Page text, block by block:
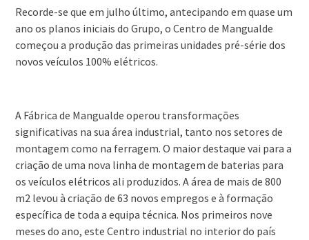
Recorde-se que em julho último, antecipando em quase um
ano os planos iniciais do Grupo, o Centro de Mangualde
começou a produção das primeiras unidades pré-série dos
novos veículos 100% elétricos.
A Fábrica de Mangualde operou transformações
significativas na sua área industrial, tanto nos setores de
montagem como na ferragem. O maior destaque vai para a
criação de uma nova linha de montagem de baterias para
os veículos elétricos ali produzidos. A área de mais de 800
m2 levou à criação de 63 novos empregos e à formação
específica de toda a equipa técnica. Nos primeiros nove
meses do ano, este Centro industrial no interior do país